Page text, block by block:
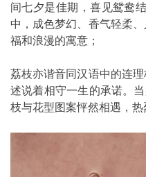
间七夕是佳期，喜见鸳鸯
中，成色梦幻、香气轻柔
福和浪漫的寓意；
荔枝亦谐音同汉语中的连
述说着相守一生的承诺。
枝与花型图案怦然相遇，热